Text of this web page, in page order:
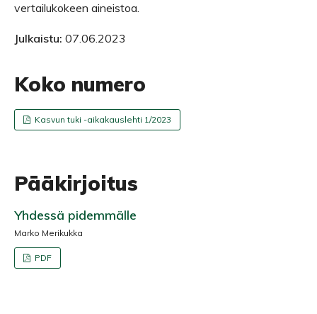
vertailukokeen aineistoa.
Julkaistu: 07.06.2023
Koko numero
Kasvun tuki -aikakauslehti 1/2023
Pääkirjoitus
Yhdessä pidemmälle
Marko Merikukka
PDF